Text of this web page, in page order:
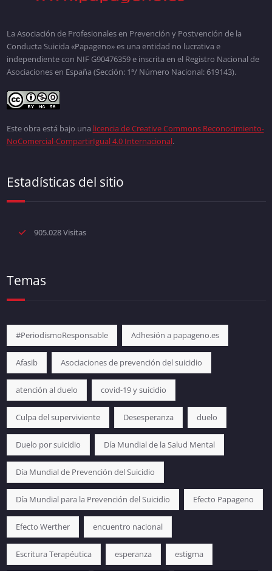
La Asociación de Profesionales en Prevención y Postvención de la
Conducta Suicida «Papageno» es una entidad no lucrativa e
independiente con NIF G90476359 e inscrita en el Registro Nacional de
Asociaciones en España (Sección: 1ª/ Número Nacional: 619143).
Este obra está bajo una licencia de Creative Commons Reconocimiento-
NoComercial-CompartirIgual 4.0 Internacional.
Estadísticas del sitio
905.028 Visitas
Temas
#PeriodismoResponsable Adhesión a papageno.es
Afasib Asociaciones de prevención del suicidio
atención al duelo covid-19 y suicidio
Culpa del superviviente Desesperanza duelo
Duelo por suicidio Día Mundial de la Salud Mental
Día Mundial de Prevención del Suicidio
Día Mundial para la Prevención del Suicidio Efecto Papageno
Efecto Werther encuentro nacional
Escritura Terapéutica esperanza estigma